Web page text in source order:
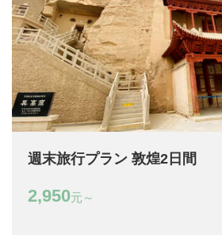
週末旅行プラン 敦煌2日間
2,950元～